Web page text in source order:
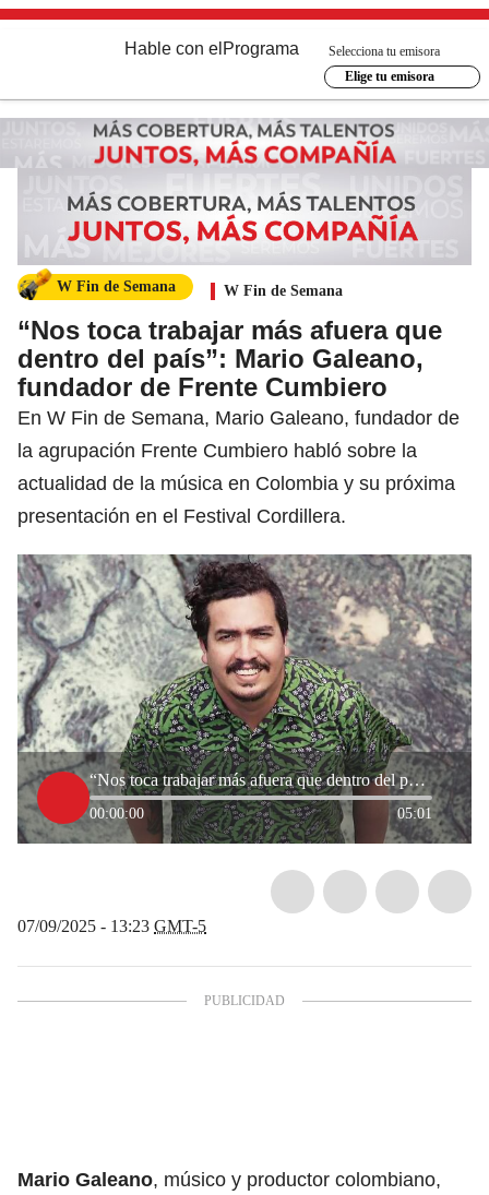
Hable con el Programa
Selecciona tu emisora
Elige tu emisora
W Fin de Semana W Fin de Semana
“Nos toca trabajar más afuera que
dentro del país”: Mario Galeano,
fundador de Frente Cumbiero
En W Fin de Semana, Mario Galeano, fundador de
la agrupación Frente Cumbiero habló sobre la
actualidad de la música en Colombia y su próxima
presentación en el Festival Cordillera.
“Nos toca trabajar más afuera que dentro del país”: Mario Galeano, fundador de Frente Cumbiero
00:00:00 05:01
07/09/2025 - 13:23 GMT-5
Mario Galeano, músico y productor colombiano,